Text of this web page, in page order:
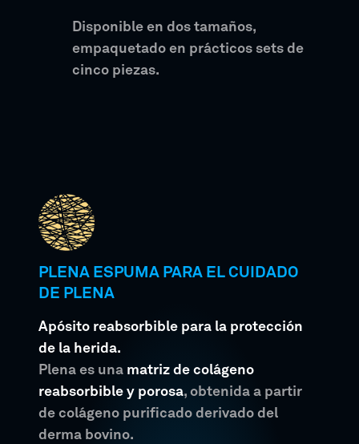
Disponible en dos tamaños,
empaquetado en prácticos sets de
cinco piezas.
PLENA ESPUMA PARA EL CUIDADO
DE PLENA
Apósito reabsorbible para la protección
de la herida.
Plena es una matriz de colágeno
reabsorbible y porosa, obtenida a partir
de colágeno purificado derivado del
derma bovino.